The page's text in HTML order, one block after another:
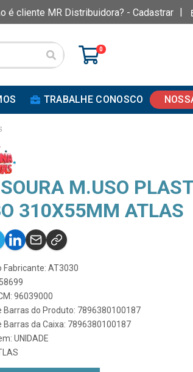
é cliente MR Distribuidora? - Cadastrar |
0
TRABALHE CONOSCO
M.USO
310X55MM ATLAS
Fabricante: AT3030
96039000
Barras do Produto: 7896380100187
Barras da Caixa: 7896380100187
UNIDADE